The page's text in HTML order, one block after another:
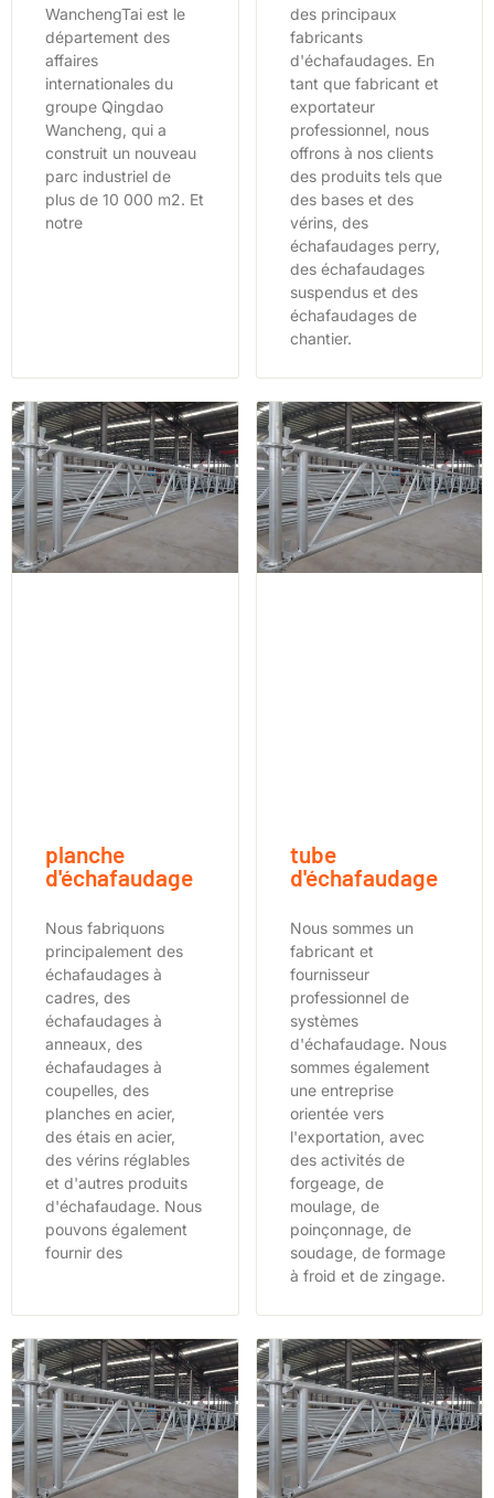
WanchengTai est le
département des
affaires
internationales du
groupe Qingdao
Wancheng, qui a
construit un nouveau
parc industriel de
plus de 10 000 m2. Et
notre
des principaux
fabricants
d'échafaudages. En
tant que fabricant et
exportateur
professionnel, nous
offrons à nos clients
des produits tels que
des bases et des
vérins, des
échafaudages perry,
des échafaudages
suspendus et des
échafaudages de
chantier.
planche
d'échafaudage
Nous fabriquons
principalement des
échafaudages à
cadres, des
échafaudages à
anneaux, des
échafaudages à
coupelles, des
planches en acier,
des étais en acier,
des vérins réglables
et d'autres produits
d'échafaudage. Nous
pouvons également
fournir des
tube
d'échafaudage
Nous sommes un
fabricant et
fournisseur
professionnel de
systèmes
d'échafaudage. Nous
sommes également
une entreprise
orientée vers
l'exportation, avec
des activités de
forgeage, de
moulage, de
poinçonnage, de
soudage, de formage
à froid et de zingage.